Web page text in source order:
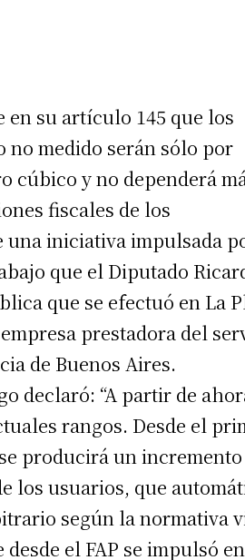
en su artículo 145 que los
no medido serán sólo por
cúbico y no dependerá
fiscales de los
iniciativa impulsada
que el Diputado
que se efectuó en La
prestadora del
de Buenos Aires.
declaró: “A partir de
rangos. Desde el
producirá un incremento
los usuarios, que
según la normativa
desde el FAP se impulsó